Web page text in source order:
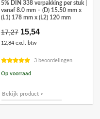
5% DIN 338 verpakking per stuk |
vanaf 8.0 mm – (D) 15.50 mm x
(L1) 178 mm x (L2) 120 mm
17,27 Oorspronkelijke
prijs
was:
15,54Huidige
12,84 excl. btw
3 beoordelingen
Op voorraad
Bekijk product >